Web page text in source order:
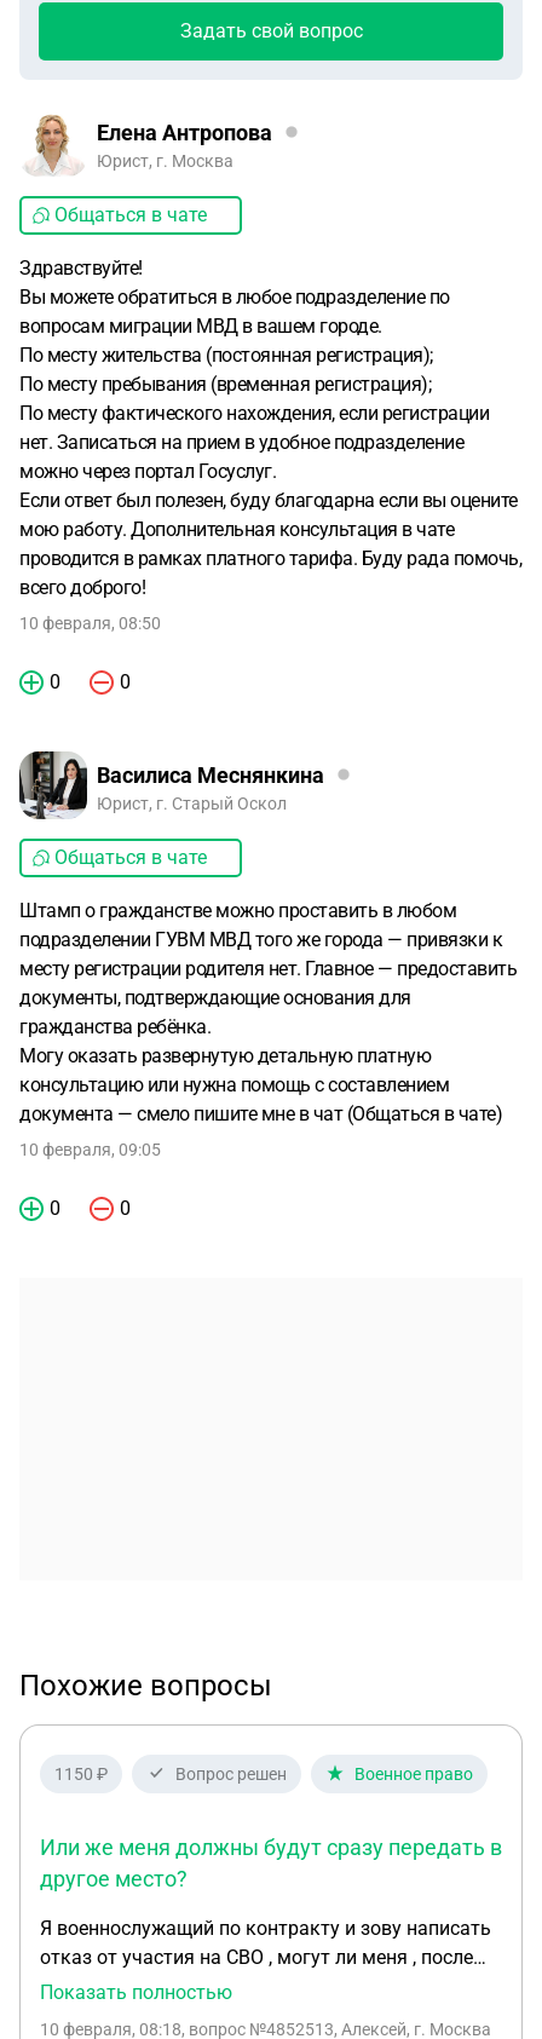
Задать свой вопрос
Елена Антропова
Юрист, г. Москва
Общаться в чате
Здравствуйте!
Вы можете обратиться в любое подразделение по
вопросам миграции МВД в вашем городе.
По месту жительства (постоянная регистрация);
По месту пребывания (временная регистрация);
По месту фактического нахождения, если регистрации
нет. Записаться на прием в удобное подразделение
можно через портал Госуслуг.
Если ответ был полезен, буду благодарна если вы оцените
мою работу. Дополнительная консультация в чате
проводится в рамках платного тарифа. Буду рада помочь,
всего доброго!
10 февраля, 08:50
0 0
Василиса Меснянкина
Юрист, г. Старый Оскол
Общаться в чате
Штамп о гражданстве можно проставить в любом
подразделении ГУВМ МВД того же города — привязки к
месту регистрации родителя нет. Главное — предоставить
документы, подтверждающие основания для
гражданства ребёнка.
Могу оказать развернутую детальную платную
консультацию или нужна помощь с составлением
документа — смело пишите мне в чат (Общаться в чате)
10 февраля, 09:05
0 0
Похожие вопросы
1150 ₽ Вопрос решен Военное право
Или же меня должны будут сразу передать в
другое место?
Я военнослужащий по контракту и зову написать
отказ от участия на СВО , могут ли меня , после
того ,как я напишу отказ , отправить куда то в
Показать полностью
10 февраля, 08:18, вопрос №4852513, Алексей, г. Москва